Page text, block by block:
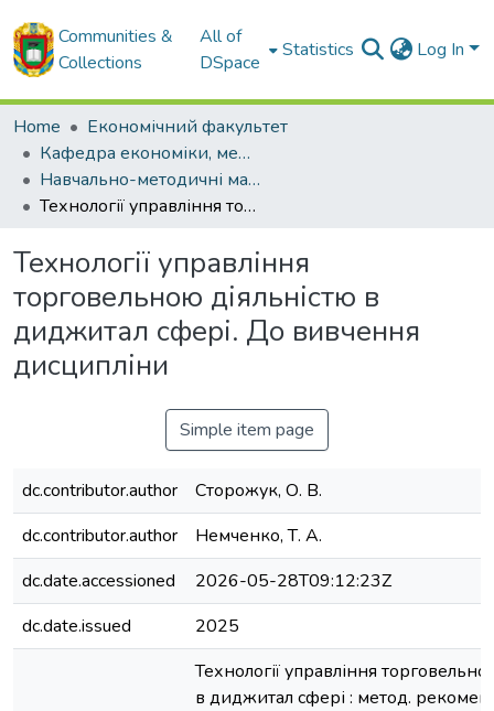
Communities &
Collections
All of
DSpace
Statistics Log In
Home
Економічний факультет
Кафедра економіки, менеджменту та комерційної діяльності
Навчально-методичні матеріали кафедри ЕМ та КД
Технології управління торговельною діяльністю в диджитал сфері. До вивчення дисципліни
Технології управління
торговельною діяльністю в
диджитал сфері. До вивчення
дисципліни
Simple item page
dc.contributor.author
Сторожук, О. В.
dc.contributor.author
Немченко, Т. А.
dc.date.accessioned
2026-05-28T09:12:23Z
dc.date.issued
2025
Технології управління
в диджитал сфері : метод.